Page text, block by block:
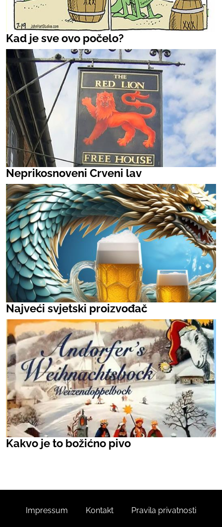
Kad je sve ovo počelo?
Neprikosnoveni Crveni lav
Najveći svjetski proizvođač
Kakvo je to božićno pivo
Impressum Kontakt Pravila privatnosti